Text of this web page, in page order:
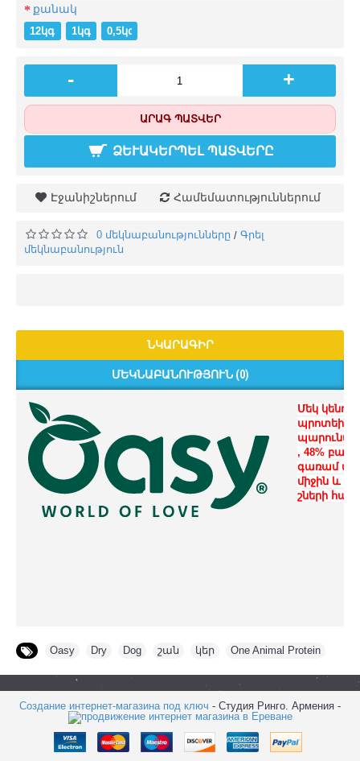
քանակ
12կգ (+֏ 31800)
1կգ 0,5կգ (-֏ 1500)
- +
ԱՐԱԳ ՊԱՏՎԵՐ
ՁԵՒԱԿԵՐՊԵԼ ՊԱՏՎԵՐԸ
Էջանիշներում Համեմատություններում
0 մեկնաբանությունները / Գրել
մեկնաբանություն
ՆԿԱՐԱԳԻՐ
ՄԵԿՆԱԲԱՆՈՒԹՅՈՒՆ (0)
Մեկ
պրոտեին
, 48%
գառամ
միջին և
շների
Oasy Dry Dog շան կեր One Animal Protein
Создание интернет-магазина под ключ - Студия Ринго. Армения -